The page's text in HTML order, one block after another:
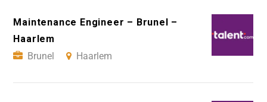
Maintenance Engineer – Brunel –
Haarlem
Brunel
Haarlem